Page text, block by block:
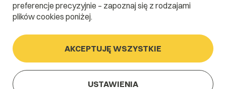
Szukaj
preferencje precyzyjnie – zapoznaj się z rodzajami
plików cookies poniżej.
AKCEPTUJĘ WSZYSTKIE
USTAWIENIA